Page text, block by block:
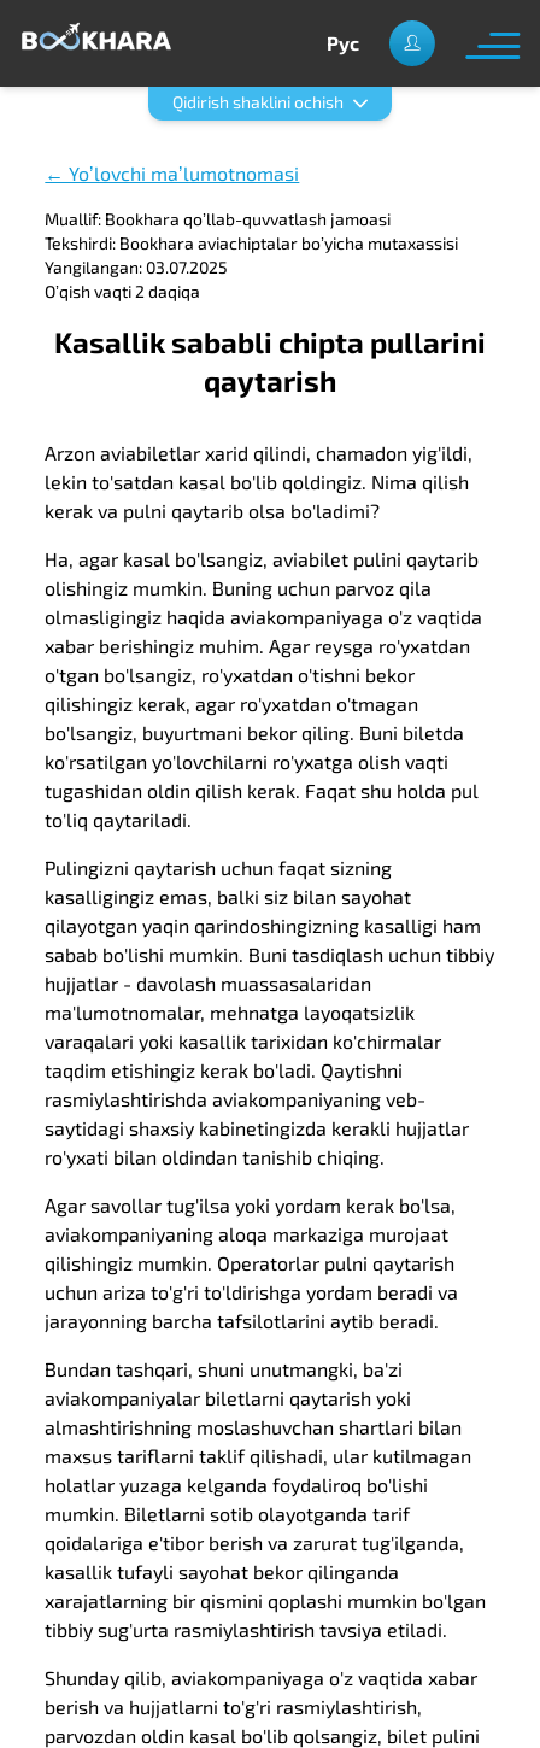
Рус
Qidirish shaklini ochish
← Yoʼlovchi maʼlumotnomasi
Muallif: Bookhara qoʼllab-quvvatlash jamoasi
Tekshirdi: Bookhara aviachiptalar boʼyicha mutaxassisi
Yangilangan: 03.07.2025
Oʼqish vaqti 2 daqiqa
Kasallik sababli chipta pullarini
qaytarish
Arzon aviabiletlar xarid qilindi, chamadon yig'ildi,
lekin to'satdan kasal bo'lib qoldingiz. Nima qilish
kerak va pulni qaytarib olsa bo'ladimi?
Ha, agar kasal bo'lsangiz, aviabilet pulini qaytarib
olishingiz mumkin. Buning uchun parvoz qila
olmasligingiz haqida aviakompaniyaga o'z vaqtida
xabar berishingiz muhim. Agar reysga ro'yxatdan
o'tgan bo'lsangiz, ro'yxatdan o'tishni bekor
qilishingiz kerak, agar ro'yxatdan o'tmagan
bo'lsangiz, buyurtmani bekor qiling. Buni biletda
ko'rsatilgan yo'lovchilarni ro'yxatga olish vaqti
tugashidan oldin qilish kerak. Faqat shu holda pul
to'liq qaytariladi.
Pulingizni qaytarish uchun faqat sizning
kasalligingiz emas, balki siz bilan sayohat
qilayotgan yaqin qarindoshingizning kasalligi ham
sabab bo'lishi mumkin. Buni tasdiqlash uchun tibbiy
hujjatlar - davolash muassasalaridan
ma'lumotnomalar, mehnatga layoqatsizlik
varaqalari yoki kasallik tarixidan ko'chirmalar
taqdim etishingiz kerak bo'ladi. Qaytishni
rasmiylashtirishda aviakompaniyaning veb-
saytidagi shaxsiy kabinetingizda kerakli hujjatlar
ro'yxati bilan oldindan tanishib chiqing.
Agar savollar tug'ilsa yoki yordam kerak bo'lsa,
aviakompaniyaning aloqa markaziga murojaat
qilishingiz mumkin. Operatorlar pulni qaytarish
uchun ariza to'g'ri to'ldirishga yordam beradi va
jarayonning barcha tafsilotlarini aytib beradi.
Bundan tashqari, shuni unutmangki, ba'zi
aviakompaniyalar biletlarni qaytarish yoki
almashtirishning moslashuvchan shartlari bilan
maxsus tariflarni taklif qilishadi, ular kutilmagan
holatlar yuzaga kelganda foydaliroq bo'lishi
mumkin. Biletlarni sotib olayotganda tarif
qoidalariga e'tibor berish va zarurat tug'ilganda,
kasallik tufayli sayohat bekor qilinganda
xarajatlarning bir qismini qoplashi mumkin bo'lgan
tibbiy sug'urta rasmiylashtirish tavsiya etiladi.
Shunday qilib, aviakompaniyaga o'z vaqtida xabar
berish va hujjatlarni to'g'ri rasmiylashtirish,
parvozdan oldin kasal bo'lib qolsangiz, bilet pulini